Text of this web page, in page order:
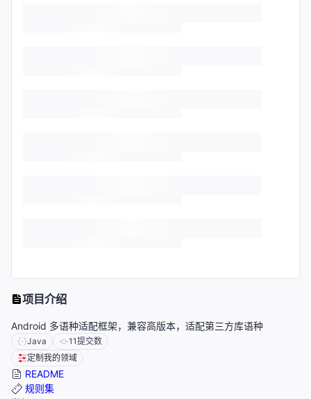
项目介绍
Android 多语种适配框架，兼容高版本，适配第三方库语种
Java 11提交数
定制我的领域
README
规则集